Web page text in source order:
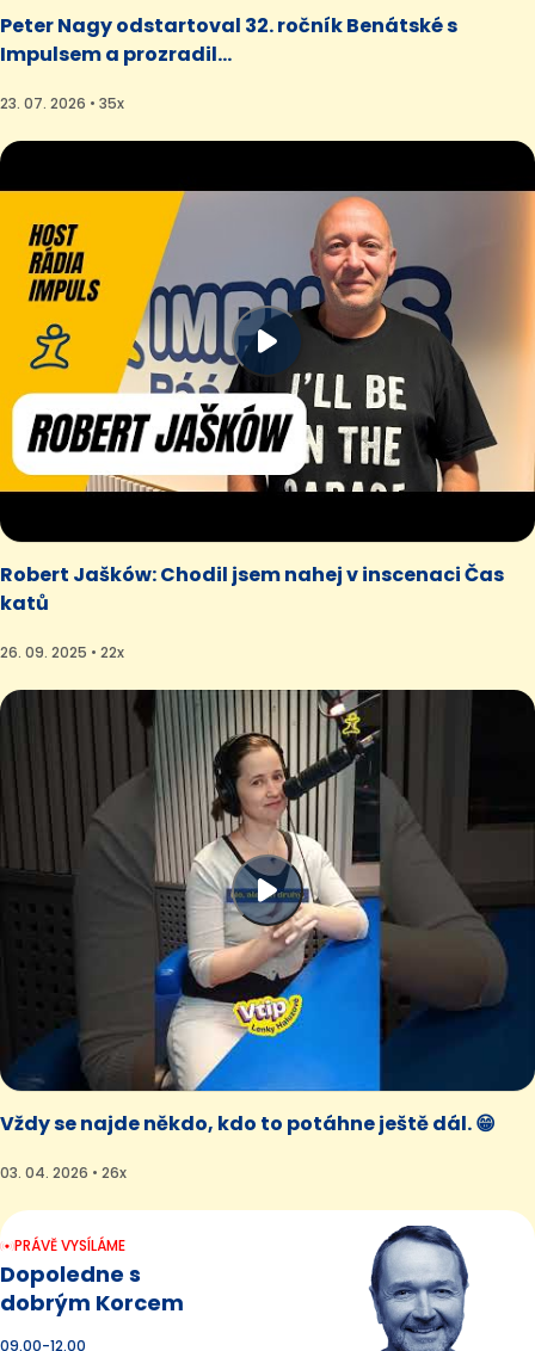
Peter Nagy odstartoval 32. ročník Benátské s
Impulsem a prozradil...
23. 07. 2026 • 35x
Robert Jašków: Chodil jsem nahej v inscenaci Čas
katů
26. 09. 2025 • 22x
Vždy se najde někdo, kdo to potáhne ještě dál. 😁
03. 04. 2026 • 26x
PRÁVĚ VYSÍLÁME
Dopoledne s
dobrým Korcem
09.00-12.00